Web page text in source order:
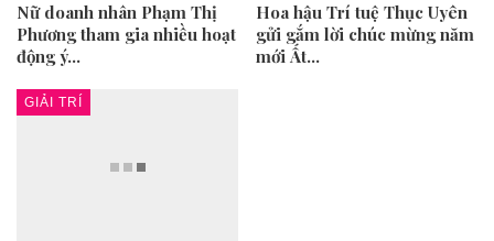
doanh nhân Phạm Thị
tham gia nhiều hoạt
ý…
Hoa hậu Trí tuệ Thục Uyên
gửi gắm lời chúc mừng năm
mới Ất…
GIẢI TRÍ